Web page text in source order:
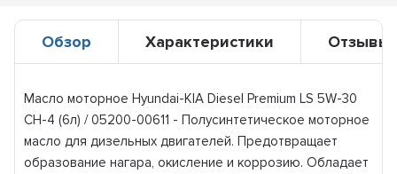
Обзор Характеристики Отзывы
Масло моторное Hyundai-KIA Diesel Premium LS 5W-30
CH-4 (6л) / 05200-00611 - Полусинтетическое моторное
масло для дизельных двигателей. Предотвращает
образование нагара, окисление и коррозию. Обладает